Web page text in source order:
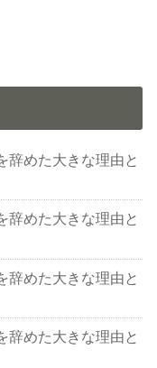
辞めた大きな理由と
辞めた大きな理由と
辞めた大きな理由と
辞めた大きな理由と